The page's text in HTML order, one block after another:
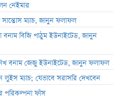
নেইমার
ম্যাচ, জানুন ফলাফল
বনাম বিজি পাঠুম ইউনাইটেড, জানুন
বনাম জেজু ইউনাইটেড, জানুন ফলাফল
লুইস ম্যাচ; যেভাবে সরাসরি দেখবেন
পরিকল্পনা ফাঁস